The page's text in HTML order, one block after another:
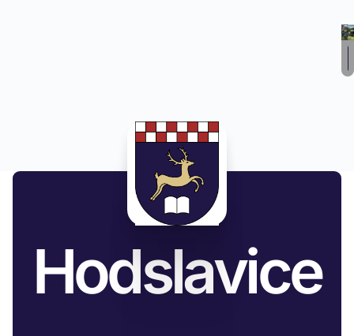
Hodslavice